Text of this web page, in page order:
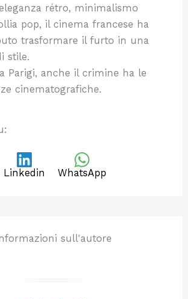
rétro, minimalismo
pop, il cinema francese ha
trasformare il furto in una
stile.
Parigi, anche il crimine ha le
cinematografiche.
Linkedin WhatsApp
sull'autore